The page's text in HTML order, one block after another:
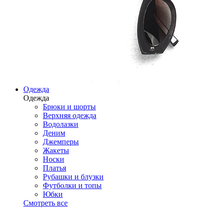
Одежда
Одежда
Брюки и шорты
Верхняя одежда
Водолазки
Деним
Джемперы
Жакеты
Носки
Платья
Рубашки и блузки
Футболки и топы
Юбки
Смотреть все